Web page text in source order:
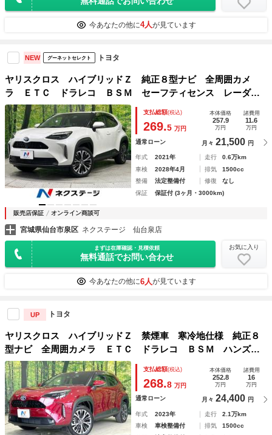
今あなたの他に4人が見ています
NEW グーネットセレクト トヨタ
ヤリスクロス ハイブリッドＺ 純正８型ナビ 全周囲カメ
ラ ＥＴＣ ドラレコ ＢＳＭ セーフティセンス レーダー
クルーズ パワーシート ハーフレザーシート シートヒータ
ー コーナーセンサー ＬＥＤヘッド オートハイビーム 禁
煙車
支払総額(税込)
269.5 万円
本体価格
257.9
万円
諸費用
11.6
万円
通常ローン 月々 21,500 円
年式 2021年 走行
0.6万km
車検
2028年4月 排気
1500cc
整備
法定整備付 修復
なし
保証
保証付 (3ヶ月・3000km)
販売店保証 オンライン商談可
宮城県仙台市泉区 ネクステージ 仙台泉店
まずは在庫確認・見積依頼
無料通話でお問い合わせ
お気に入り
今あなたの他に6人が見ています
UP トヨタ
ヤリスクロス ハイブリッドＺ 禁煙車 寒冷地仕様 純正８
型ナビ 全周囲カメラ ＥＴＣ ドラレコ ＢＳＭ ハンズフ
リー電動リアゲート トヨタチームメイト カラーヘッドアッ
プディスプレイ 衝突軽減装置 レーダークルコン シートヒ
ーター
支払総額(税込)
268.8 万円
本体価格
252.8
万円
諸費用
16
万円
通常ローン 月々 24,400 円
年式 2023年 走行
2.1万km
車検
車検整備付 排気
1500cc